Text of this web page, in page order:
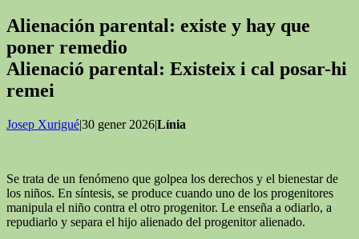
Alienación parental: existe y hay que
poner remedio
Alienació parental: Existeix i cal posar-hi
remei
Josep Xurigué|30 gener 2026|Línia
Se trata de un fenómeno que golpea los derechos y el bienestar de
los niños. En síntesis, se produce cuando uno de los progenitores
manipula el niño contra el otro progenitor. Le enseña a odiarlo, a
repudiarlo y separa el hijo alienado del progenitor alienado.